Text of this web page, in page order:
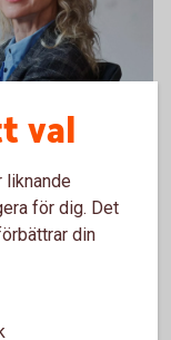
med
och mer
val
liknande
för dig. Det
din